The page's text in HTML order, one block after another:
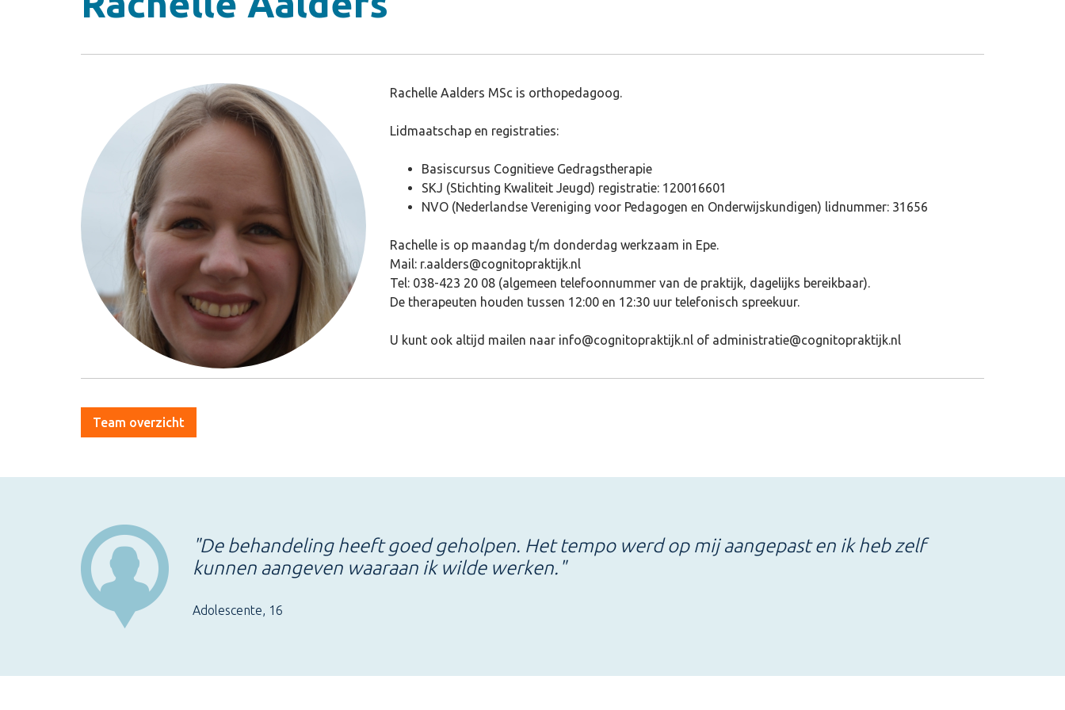
Rachelle Aalders MSc is orthopedagoog.
Lidmaatschap en registraties:
Basiscursus Cognitieve Gedragstherapie
SKJ (Stichting Kwaliteit Jeugd) registratie: 120016601
NVO (Nederlandse Vereniging voor Pedagogen en Onderwijskundigen) lidnummer: 31656
Rachelle is op maandag t/m donderdag werkzaam in Epe.
Mail: r.aalders@cognitopraktijk.nl
Tel: 038-423 20 08 (algemeen telefoonnummer van de praktijk, dagelijks bereikbaar).
De therapeuten houden tussen 12:00 en 12:30 uur telefonisch spreekuur.
U kunt ook altijd mailen naar info@cognitopraktijk.nl of administratie@cognitopraktijk.nl
Team overzicht
"De behandeling heeft goed geholpen. Het tempo werd op mij aangepast en ik heb zelf
kunnen aangeven waaraan ik wilde werken."
Adolescente, 16